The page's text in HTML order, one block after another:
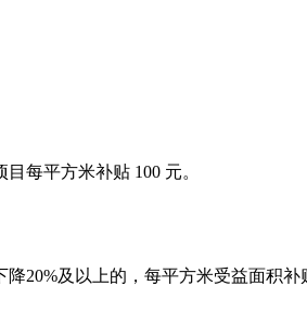
每平方米补贴 100 元。
20%及以上的，每平方米受益面积